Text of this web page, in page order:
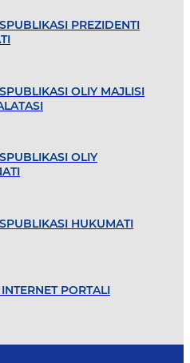
PREZIDENTI
OLIY MAJLISI
OLIY
HUKUMATI
PORTALI